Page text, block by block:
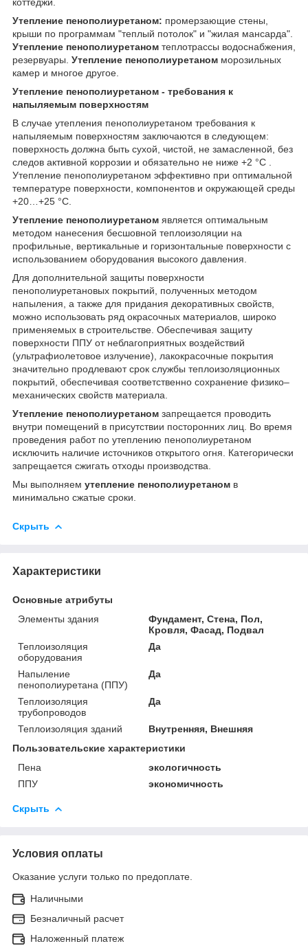
Утепление пенополиуретаном: промерзающие стены,
крыши по программам "теплый потолок" и "жилая мансарда".
Утепление пенополиуретаном теплотрассы водоснабжения,
резервуары. Утепление пенополиуретаном морозильных
камер и многое другое.
Утепление пенополиуретаном - требования к
напыляемым поверхностям
В случае утепления пенополиуретаном требования к
напыляемым поверхностям заключаются в следующем:
поверхность должна быть сухой, чистой, не замасленной, без
следов активной коррозии и обязательно не ниже +2 °С .
Утепление пенополиуретаном эффективно при оптимальной
температуре поверхности, компонентов и окружающей среды
+20…+25 °С.
Утепление пенополиуретаном является оптимальным
методом нанесения бесшовной теплоизоляции на
профильные, вертикальные и горизонтальные поверхности с
использованием оборудования высокого давления.
Для дополнительной защиты поверхности
пенополиуретановых покрытий, полученных методом
напыления, а также для придания декоративных свойств,
можно использовать ряд окрасочных материалов, широко
применяемых в строительстве. Обеспечивая защиту
поверхности ППУ от неблагоприятных воздействий
(ультрафиолетовое излучение), лакокрасочные покрытия
значительно продлевают срок службы теплоизоляционных
покрытий, обеспечивая соответственно сохранение физико–
механических свойств материала.
Утепление пенополиуретаном запрещается проводить
внутри помещений в присутствии посторонних лиц. Во время
проведения работ по утеплению пенополиуретаном
исключить наличие источников открытого огня. Категорически
запрещается сжигать отходы производства.
Мы выполняем утепление пенополиуретаном в
минимально сжатые сроки.
Скрыть
Характеристики
Основные атрибуты
Элементы здания
Фундамент, Стена, Пол,
Кровля, Фасад, Подвал
Теплоизоляция
оборудования
Да
Напыление
пенополиуретана (ППУ)
Да
Теплоизоляция
трубопроводов
Да
Теплоизоляция зданий
Внутренняя, Внешняя
Пользовательские характеристики
Пена
экологичность
ППУ
экономичность
Скрыть
Условия оплаты
Оказание услуги только по предоплате.
Наличными
Безналичный расчет
Наложенный платеж